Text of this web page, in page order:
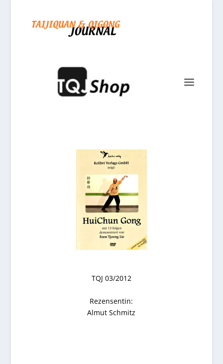
TQJ 03/2012
Rezensentin:
Almut Schmitz